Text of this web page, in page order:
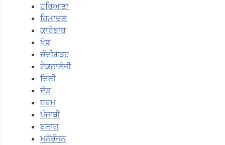
ਹਰਿਆਣਾ
ਹਿਮਾਚਲ
ਕਾਰੋਬਾਰ
ਖੇਡ
ਚੰਦੀਗੜਹ
ਟੈਕਨਾਲੋਜੀ
ਦਿਲੀ
ਦੇਸ਼
ਧਰਮ
ਪੰਜਾਬੀ
ਬਲਾਗ
ਮਨੋਰੰਜਨ